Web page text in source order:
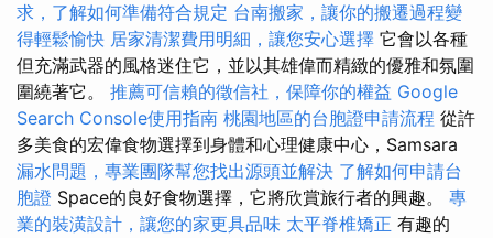
求，了解如何準備符合規定 台南搬家，讓你的搬遷過程變
得輕鬆愉快 居家清潔費用明細，讓您安心選擇 它會以各種
但充滿武器的風格迷住它，並以其雄偉而精緻的優雅和氛圍
圍繞著它。 推薦可信賴的徵信社，保障你的權益 Google
Search Console使用指南 桃園地區的台胞證申請流程 從許
多美食的宏偉食物選擇到身體和心理健康中心，Samsara
漏水問題，專業團隊幫您找出源頭並解決 了解如何申請台
胞證 Space的良好食物選擇，它將欣賞旅行者的興趣。 專
業的裝潢設計，讓您的家更具品味 太平脊椎矯正 有趣的